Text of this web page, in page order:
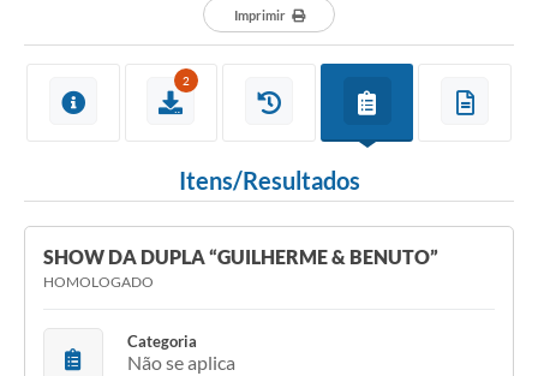
Multimídia
Imprensa
Empregos & Oportunidades
Galeria de Vídeos
Imprimir
2
Itens/Resultados
SHOW DA DUPLA “GUILHERME & BENUTO”
HOMOLOGADO
Categoria
Não se aplica